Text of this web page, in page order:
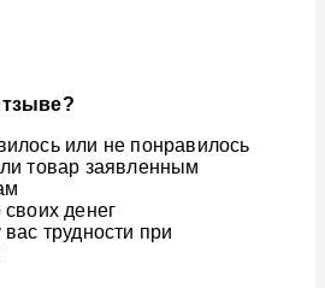
или не понравилось
товар заявленным
денег
трудности при